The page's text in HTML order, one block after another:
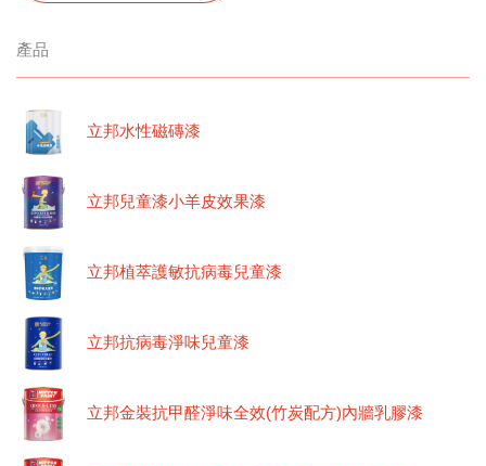
產品
立邦水性磁磚漆
立邦兒童漆小羊皮效果漆
立邦植萃護敏抗病毒兒童漆
立邦抗病毒淨味兒童漆
立邦金裝抗甲醛淨味全效(竹炭配方)內牆乳膠漆